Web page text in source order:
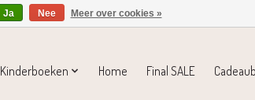
Kinderboeken Home Final SALE
Ja Nee Meer over cookies »